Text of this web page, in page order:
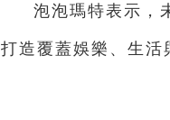
泡泡瑪特表示，
打造覆蓋娛樂、生活